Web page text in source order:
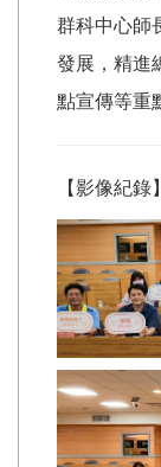
群科中心師
發展，精進
點宣傳等重
【影像紀錄】